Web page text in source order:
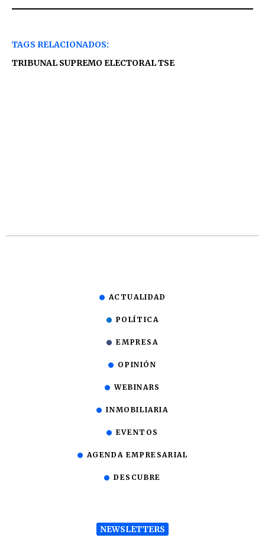
TAGS RELACIONADOS:
TRIBUNAL SUPREMO ELECTORAL TSE
ACTUALIDAD
POLÍTICA
EMPRESA
OPINIÓN
WEBINARS
INMOBILIARIA
EVENTOS
AGENDA EMPRESARIAL
DESCUBRE
NEWSLETTERS